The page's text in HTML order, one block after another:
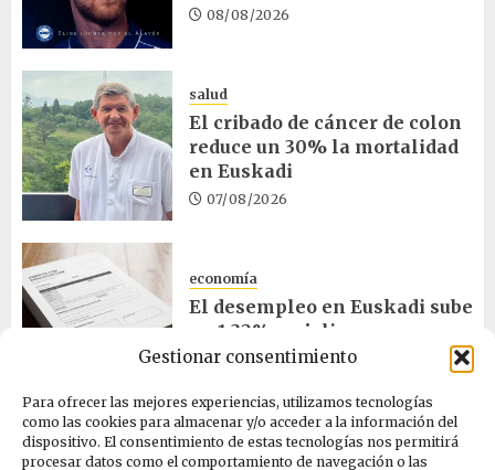
Gestionar consentimiento
Para ofrecer las mejores experiencias, utilizamos tecnologías
como las cookies para almacenar y/o acceder a la información del
dispositivo. El consentimiento de estas tecnologías nos permitirá
procesar datos como el comportamiento de navegación o las
08/08/2026
salud
El cribado de cáncer de colon
reduce un 30% la mortalidad
en Euskadi
07/08/2026
economía
El desempleo en Euskadi sube
un 1,32% en julio
06/08/2026
salud